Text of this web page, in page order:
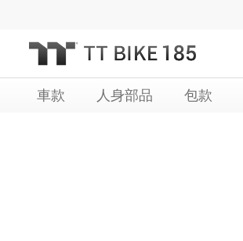
車款 人身部品 包款